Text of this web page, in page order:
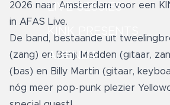
LIVE SESSIES
KINK PRESENTS
AGENDA
2026 naar Amsterdam voor een
in AFAS Live.
De band, bestaande uit
(zang) en Benji Madden (gitaar,
(bas) en Billy Martin (gitaar,
nóg meer pop-punk plezier